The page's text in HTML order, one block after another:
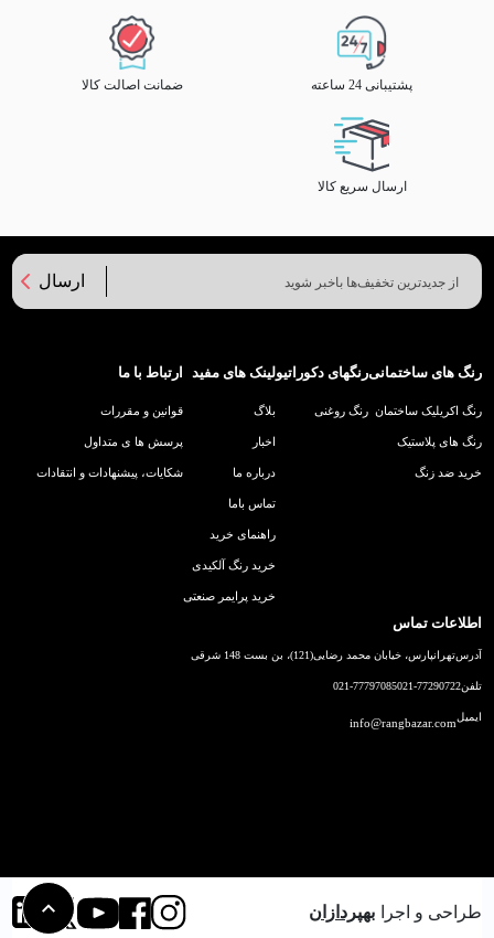
پشتیبانی 24 ساعته ضمانت اصالت کالا
ارسال سریع کالا
ارسال
رنگ های ساختمانی
رنگ اکریلیک ساختمان
رنگ های پلاستیک
خرید ضد زنگ
رنگهای دکوراتیو
رنگ روغنی
لینک های مفید
بلاگ
اخبار
درباره ما
تماس باما
راهنمای خرید
خرید رنگ آلکیدی
خرید پرایمر صنعتی
ارتباط با ما
قوانین و مقررات
پرسش ها ی متداول
شکایات، پیشنهادات و انتقادات
اطلاعات تماس
آدرستهرانپارس، خیابان محمد رضایی(121)، بن بست 148 شرقی
تلفن021-77290722
021-77797085
ایمیلinfo@rangbazar.com
طراحی و اجرا بهپردازان